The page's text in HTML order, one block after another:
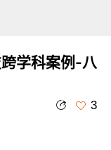
学科案例-八
3